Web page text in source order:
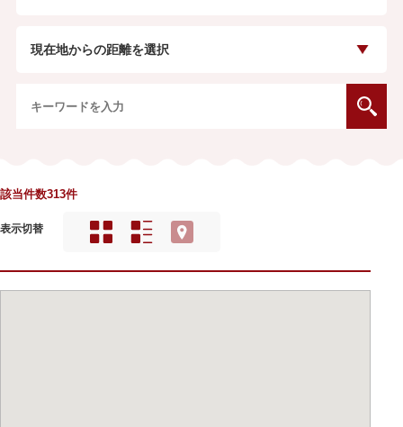
現在地からの距離を選択
該当件数313件
表示切替